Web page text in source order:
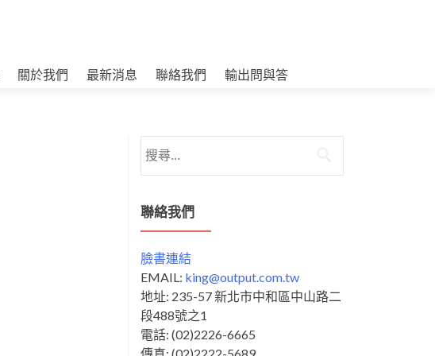
關於我們 最新消息 聯絡我們 輸出問與答
尋
鍵
字:
聯絡我們
臉書連結
EMAIL: king@output.com.tw
地址: 235-57 新北市中和區中山路二
段488號之1
電話: (02)2226-6665